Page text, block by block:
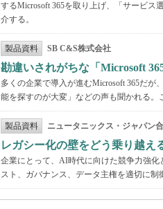
するMicrosoft 365を取り上げ、「サービ
介する。
製品資料 SB C&S株式会社
勘違いされがちな「Microsoft
多くの企業で導入が進むMicrosoft 365だ
能を探すのが大変」などの声も聞かれる。
製品資料 ニュータニックス・ジャパン
レガシー化の壁をどう乗り越
企業にとって、AI時代に向けた競争力強
スト、ガバナンス、データ主権を適切に制